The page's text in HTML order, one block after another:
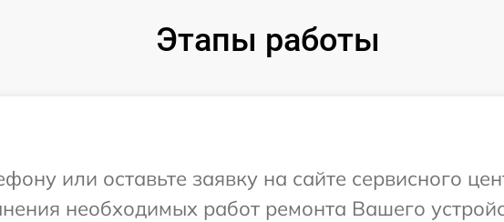
Этапы работы
или оставьте заявку на сайте сервисного
необходимых работ ремонта Вашего